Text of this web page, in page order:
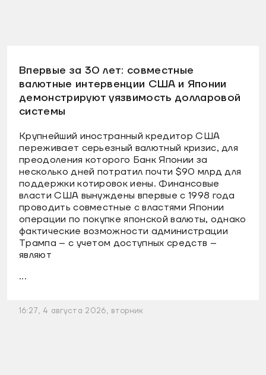
Впервые за 30 лет: совместные
валютные интервенции США и Японии
демонстрируют уязвимость долларовой
системы
Крупнейший иностранный кредитор США
переживает серьезный валютный кризис, для
преодоления которого Банк Японии за
несколько дней потратил почти $90 млрд для
поддержки котировок иены. Финансовые
власти США вынуждены впервые с 1998 года
проводить совместные с властями Японии
операции по покупке японской валюты, однако
фактические возможности администрации
Трампа – с учетом доступных средств –
являют
...
16:27, 4 августа 2026, вторник